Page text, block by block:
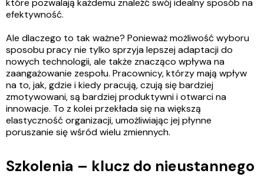
które pozwalają każdemu znaleźć swój idealny sposób na
efektywność.
Ale dlaczego to tak ważne? Ponieważ możliwość wyboru
sposobu pracy nie tylko sprzyja lepszej adaptacji do
nowych technologii, ale także znacząco wpływa na
zaangażowanie zespołu. Pracownicy, którzy mają wpływ
na to, jak, gdzie i kiedy pracują, czują się bardziej
zmotywowani, są bardziej produktywni i otwarci na
innowacje. To z kolei przekłada się na większą
elastyczność organizacji, umożliwiając jej płynne
poruszanie się wśród wielu zmiennych.
Szkolenia – klucz do nieustannego